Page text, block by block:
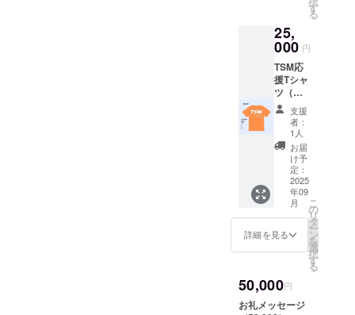
デザイ
ン）・
・・直
径
37mm
す
る
25,
000 円
TSM応
援Tシャ
ツ（限
定フル
セッ
ト）・
・・缶
バッ
チ・タ
オルも
ついて3
点セッ
ト サイ
ズ：
150・
WM・
S・M・
L・LL・
3L・
支援
者：
1人
お届
け予
定：
2025
年09
月
詳細を見る
こ
の
リ
タ
ー
ン
を
選
択
す
る
50,000円
お礼メッセージ